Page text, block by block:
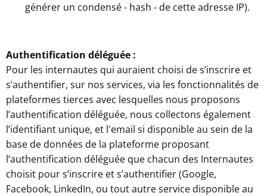
générer un condensé - hash - de cette adresse IP).
Authentification déléguée :
Pour les internautes qui auraient choisi de s’inscrire et
s’authentifier, sur nos services, via les fonctionnalités de
plateformes tierces avec lesquelles nous proposons
l’authentification déléguée, nous collectons également
l’identifiant unique, et l'email si disponible au sein de la
base de données de la plateforme proposant
l’authentification déléguée que chacun des Internautes
choisit pour s’inscrire et s’authentifier (Google,
Facebook, LinkedIn, ou tout autre service disponible au